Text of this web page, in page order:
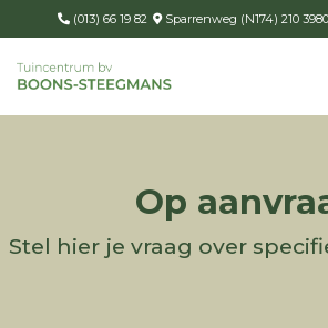
(013) 66 19 82 Sparrenweg (N174) 210
Op
Stel hier je vraag over